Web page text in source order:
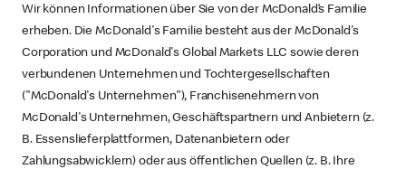
Wir können Informationen über Sie von der McDonald‘s Familie
erheben. Die McDonald's Familie besteht aus der McDonald's
Corporation und McDonald's Global Markets LLC sowie deren
verbundenen Unternehmen und Tochtergesellschaften
("McDonald's Unternehmen"), Franchisenehmern von
McDonald's Unternehmen, Geschäftspartnern und Anbietern (z.
B. Essenslieferplattformen, Datenanbietern oder
Zahlungsabwicklern) oder aus öffentlichen Quellen (z. B. Ihre